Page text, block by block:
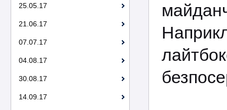
25.05.17
21.06.17
07.07.17
04.08.17
30.08.17
14.09.17